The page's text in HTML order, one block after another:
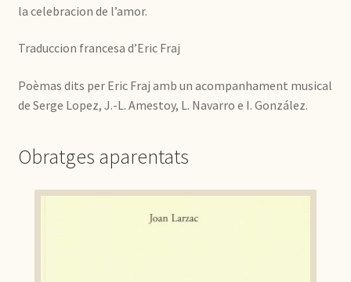
la celebracion de l’amor.
Traduccion francesa d’Eric Fraj
Poèmas dits per Eric Fraj amb un acompanhament musical
de Serge Lopez, J.-L. Amestoy, L. Navarro e I. González.
Obratges aparentats